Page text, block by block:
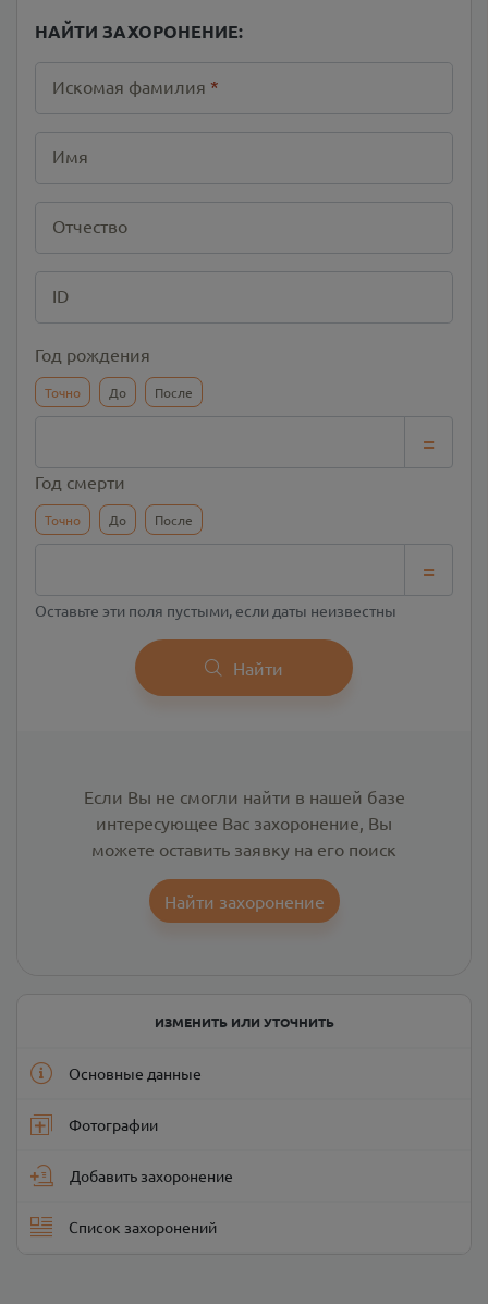
НАЙТИ ЗАХОРОНЕНИЕ:
Искомая фамилия *
Имя
Отчество
ID
Год рождения
Точно До После
=
Год смерти
Точно До После
=
Оставьте эти поля пустыми, если даты неизвестны
Найти
Если Вы не смогли найти в нашей базе
интересующее Вас захоронение, Вы
можете оставить заявку на его поиск
Найти захоронение
ИЗМЕНИТЬ ИЛИ УТОЧНИТЬ
Основные данные
Фотографии
Добавить захоронение
Список захоронений